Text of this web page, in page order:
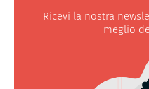
Ricevi la nostra
meglio